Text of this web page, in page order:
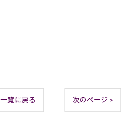
一覧に戻る 次のページ >